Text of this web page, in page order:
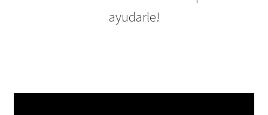
ayudarle!